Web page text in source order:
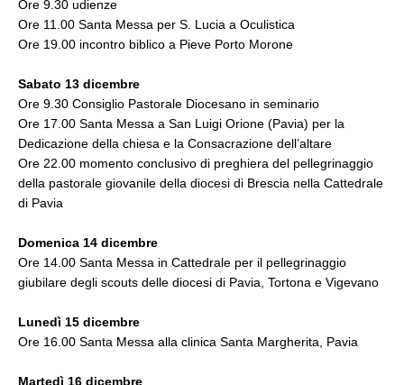
Ore 9.30 udienze
Ore 11.00 Santa Messa per S. Lucia a Oculistica
Ore 19.00 incontro biblico a Pieve Porto Morone
Sabato 13 dicembre
Ore 9.30 Consiglio Pastorale Diocesano in seminario
Ore 17.00 Santa Messa a San Luigi Orione (Pavia) per la
Dedicazione della chiesa e la Consacrazione dell’altare
Ore 22.00 momento conclusivo di preghiera del pellegrinaggio
della pastorale giovanile della diocesi di Brescia nella Cattedrale
di Pavia
Domenica 14 dicembre
Ore 14.00 Santa Messa in Cattedrale per il pellegrinaggio
giubilare degli scouts delle diocesi di Pavia, Tortona e Vigevano
Lunedì 15 dicembre
Ore 16.00 Santa Messa alla clinica Santa Margherita, Pavia
Martedì 16 dicembre